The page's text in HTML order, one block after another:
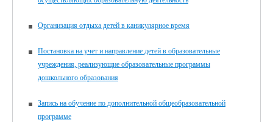
Организация отдыха детей в каникулярное время
Постановка на учет и направление детей в образовательные
учреждения, реализующие образовательные программы
дошкольного образования
Запись на обучение по дополнительной общеобразовательной
программе